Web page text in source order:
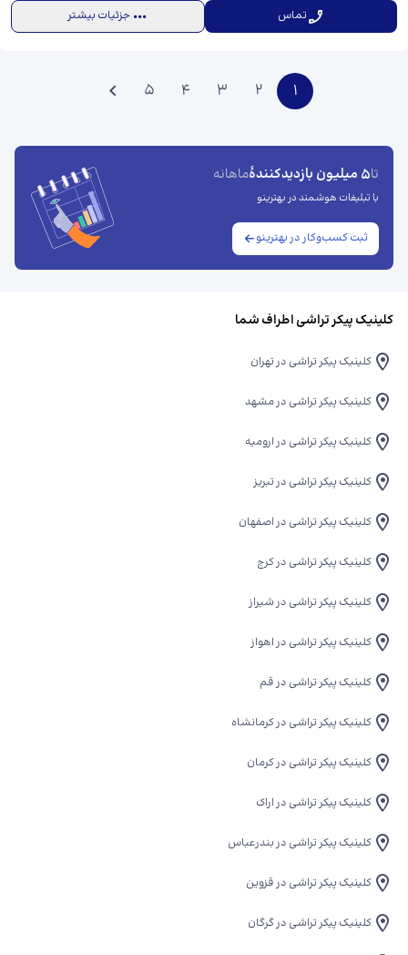
تماس جزئیات بیشتر
1
2
3
4
5
تا5 میلیون بازدیدکنندهٔ ماهانه
با تبلیغات هوشمند در بهترینو
ثبت کسب‌وکار در بهترینو
کلینیک پیکر تراشی اطراف شما
کلینیک پیکر تراشی در تهران
کلینیک پیکر تراشی در مشهد
کلینیک پیکر تراشی در ارومیه
کلینیک پیکر تراشی در تبریز
کلینیک پیکر تراشی در اصفهان
کلینیک پیکر تراشی در کرج
کلینیک پیکر تراشی در شیراز
کلینیک پیکر تراشی در اهواز
کلینیک پیکر تراشی در قم
کلینیک پیکر تراشی در کرمانشاه
کلینیک پیکر تراشی در کرمان
کلینیک پیکر تراشی در اراک
کلینیک پیکر تراشی در بندرعباس
کلینیک پیکر تراشی در قزوین
کلینیک پیکر تراشی در گرگان